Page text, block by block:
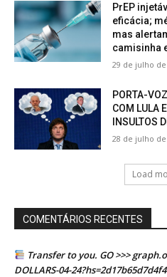
PrEP
eficácia;
mas
camisinha
29 de julho de
PORTA-
COM LULA
INSULTOS
28 de julho de
Load
COMENTÁRIOS RECENTES
Transfer to you. GO >>>
DOLLARS-04-